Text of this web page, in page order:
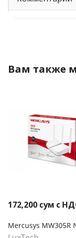
Вам также
172,200 сум с